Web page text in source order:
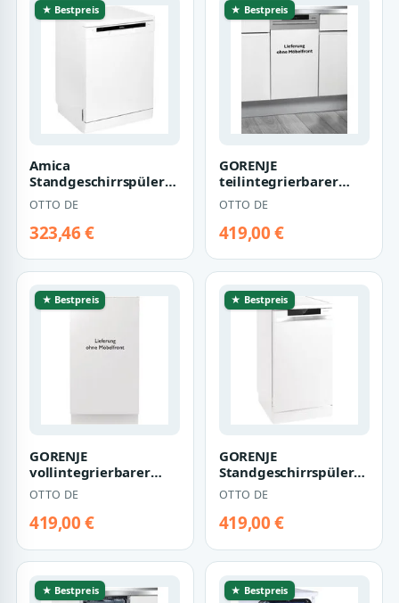
★ Bestpreis
Amica
Standgeschirrspüler
GSP 542 010-1 W, 12
Maßgedecke, Mehr
Ordnung…
OTTO DE
323,46 €
★ Bestpreis
GORENJE
teilintegrierbarer
Geschirrspüler
GI561D10S, 11
Maßgedecke
OTTO DE
419,00 €
★ Bestpreis
GORENJE
vollintegrierbarer
Geschirrspüler
GV561D10, 11
Maßgedecke
OTTO DE
419,00 €
★ Bestpreis
GORENJE
Standgeschirrspüler
GS541D10W, 11
Maßgedecke
OTTO DE
419,00 €
★ Bestpreis ★ Bestpreis